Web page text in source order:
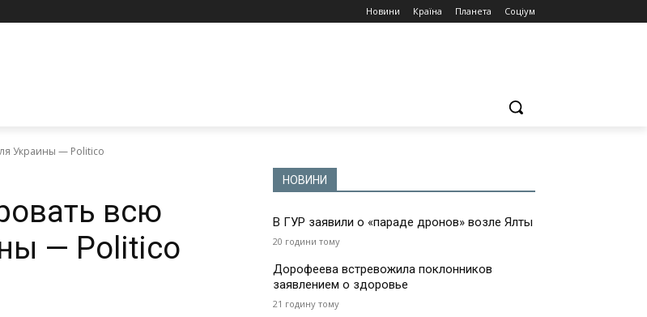
Новини Країна Планета Соціум
Украины — Politico
всю
— Politico
НОВИНИ
В ГУР заявили о «параде дронов» возле Ялты
20 години тому
Дорофеева встревожила поклонников
заявлением о здоровье
21 годину тому